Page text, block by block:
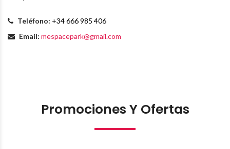
Teléfono: +34 666 985 406
Email: mespacepark@gmail.com
Promociones Y Ofertas